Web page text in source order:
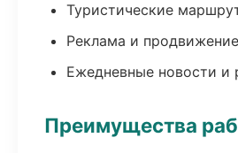
Туристические
Реклама и
Ежедневные новости и
Преимущества